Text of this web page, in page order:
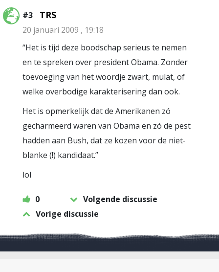
#3 TRS
20 januari 2009 , 19:18
“Het is tijd deze boodschap serieus te nemen
en te spreken over president Obama. Zonder
toevoeging van het woordje zwart, mulat, of
welke overbodige karakterisering dan ook.
Het is opmerkelijk dat de Amerikanen zó
gecharmeerd waren van Obama en zó de pest
hadden aan Bush, dat ze kozen voor de niet-
blanke (!) kandidaat.”
lol
0
Volgende discussie
Vorige discussie